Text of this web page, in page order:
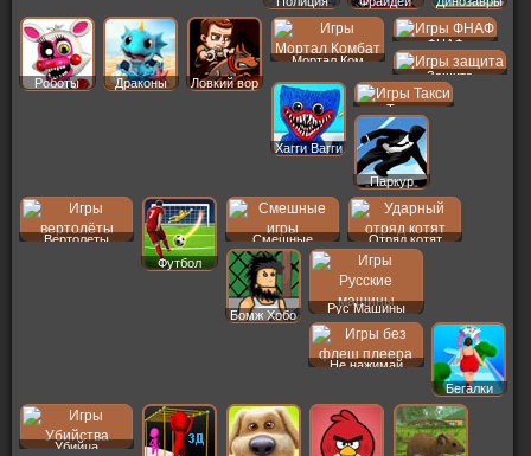
Роботы Драконы Ловкий вор
Мортал Ком
ФНАФ
Защита
Хагги Вагги
Такси
Паркур
Вертолеты
Футбол
Смешные Отряд котят
Бомж Хобо
Рус Машины
Не нажимай
Бегалки
Убийца